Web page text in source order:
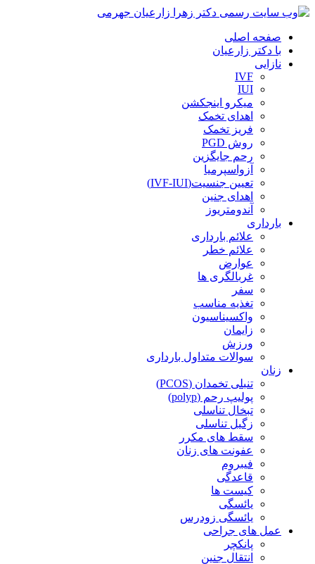
صفحه اصلی
با دکتر زارعیان
نازایی
IVF
IUI
میکرو اینجکشن
اهدای تخمک
فریز تخمک
روش PGD
رحم جایگزین
آزواسپرمیا
تعیین جنسیت(IVF-IUI)
اهدای جنین
آندومتریوز
بارداری
علائم بارداری
علائم خطر
عوارض
غربالگری ها
سفر
تغذیه مناسب
واکسیناسیون
زایمان
ورزش
سوالات متداول بارداری
زنان
تنبلی تخمدان (PCOS)
پولیپ رحم (polyp)
تبخال تناسلی
زگیل تناسلی
سقط های مکرر
عفونت های زنان
فیبروم
قاعدگی
کیست ها
یائسگی
یائسگی زودرس
عمل های جراحی
پانکچر
انتقال جنین